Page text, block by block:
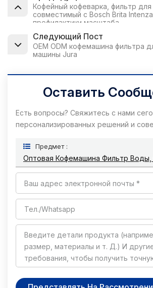
Кофейный кофеварка, фильтр для
совместимый с Bosch Brita
профилактики масштаба
Следующий Пост
OEM ODM кофемашина фильтра
машины Jura
Оставить
Есть вопросы? Свяжитесь с нами
персонализированных решений и
Предмет :